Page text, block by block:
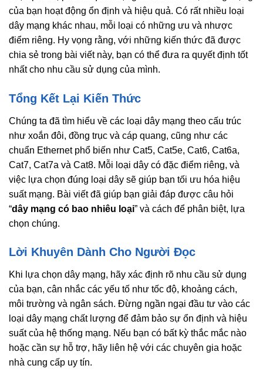
của bạn hoạt động ổn định và hiệu quả. Có rất nhiều loại
dây mạng khác nhau, mỗi loại có những ưu và nhược
điểm riêng. Hy vọng rằng, với những kiến thức đã được
chia sẻ trong bài viết này, bạn có thể đưa ra quyết định tốt
nhất cho nhu cầu sử dụng của mình.
Tổng Kết Lại Kiến Thức
Chúng ta đã tìm hiểu về các loại dây mạng theo cấu trúc
như xoắn đôi, đồng trục và cáp quang, cũng như các
chuẩn Ethernet phổ biến như Cat5, Cat5e, Cat6, Cat6a,
Cat7, Cat7a và Cat8. Mỗi loại dây có đặc điểm riêng, và
việc lựa chọn đúng loại dây sẽ giúp bạn tối ưu hóa hiệu
suất mạng. Bài viết đã giúp bạn giải đáp được câu hỏi
“dây mạng có bao nhiêu loại” và cách để phân biệt, lựa
chọn chúng.
Lời Khuyên Dành Cho Người Đọc
Khi lựa chọn dây mạng, hãy xác định rõ nhu cầu sử dụng
của bạn, cân nhắc các yếu tố như tốc độ, khoảng cách,
môi trường và ngân sách. Đừng ngần ngại đầu tư vào các
loại dây mạng chất lượng để đảm bảo sự ổn định và hiệu
suất của hệ thống mạng. Nếu bạn có bất kỳ thắc mắc nào
hoặc cần sự hỗ trợ, hãy liên hệ với các chuyên gia hoặc
nhà cung cấp uy tín.